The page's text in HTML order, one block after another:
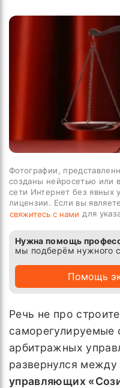
Фотографии,
созданы нейросетью или
сети Интернет без явных
лицензии. Если вы
свяжитесь с нами для
Нужна помощь
мы подберём нужного
Помощь
Речь не про
саморегулируемые
арбитражных
развернулся между
управляющих